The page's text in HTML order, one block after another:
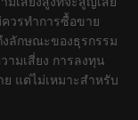
ควรทำการซื้อขาย
งลักษณะของธุรกรรม
มเสี่ยง การลงทุน
แต่ไม่เหมาะสำหรับ